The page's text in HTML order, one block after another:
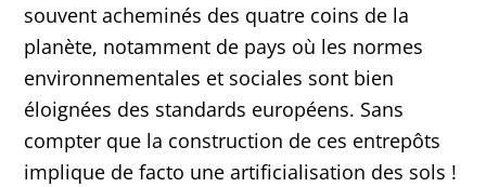
souvent acheminés des quatre coins de la
planète, notamment de pays où les normes
environnementales et sociales sont bien
éloignées des standards européens. Sans
compter que la construction de ces entrepôts
implique de facto une artificialisation des sols !